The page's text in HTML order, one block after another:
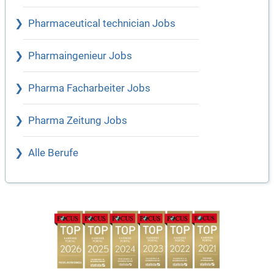
Pharmaceutical technician Jobs
Pharmaingenieur Jobs
Pharma Facharbeiter Jobs
Pharma Zeitung Jobs
Alle Berufe